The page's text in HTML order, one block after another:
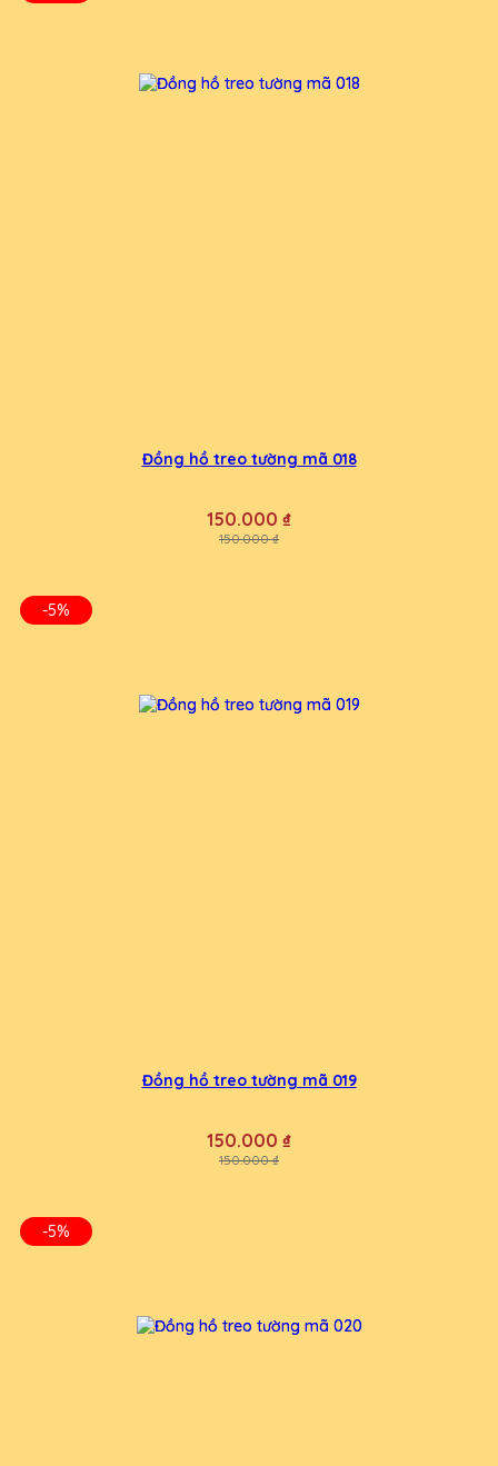
Đồng hồ treo tường mã 018
150.000 ₫
150.000 ₫
-5%
Đồng hồ treo tường mã 019
150.000 ₫
150.000 ₫
-5%